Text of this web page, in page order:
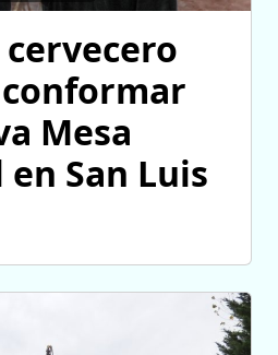
Mesa
San Luis